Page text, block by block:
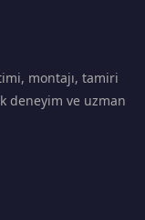
montajı, tamiri
deneyim ve uzman